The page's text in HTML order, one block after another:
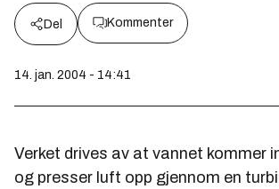
Del Kommenter
14. jan. 2004 - 14:41
Verket drives av at vannet kommer
og presser luft opp gjennom en